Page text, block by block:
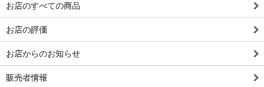
お店のすべての商品
お店の評価
お店からのお知らせ
販売者情報